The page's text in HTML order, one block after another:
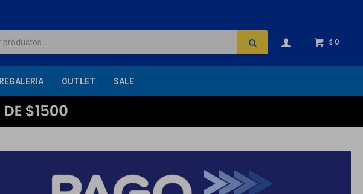
REGALERÍA OUTLET SALE
$ 0